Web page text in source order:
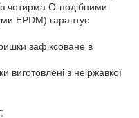
чотирма О-подібними
EPDM) гарантує
зафіксоване в
виготовлені з неіржавкої